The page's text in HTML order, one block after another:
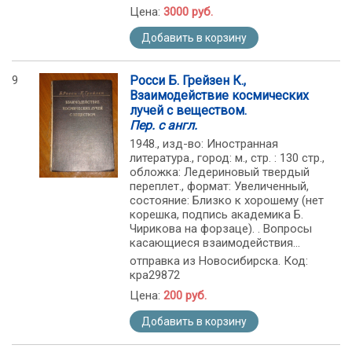
Цена: 3000 руб.
Добавить в корзину
9
Росси Б. Грейзен К.,
Взаимодействие космических
лучей с веществом.
Пер. с англ.
1948., изд-во: Иностранная
литература., город: м., стр. : 130 стр.,
обложка: Ледериновый твердый
переплет., формат: Увеличенный,
состояние: Близко к хорошему (нет
корешка, подпись академика Б.
Чирикова на форзаце). . Вопросы
касающиеся взаимодействия...
отправка из Новосибирска. Код:
кра29872
Цена: 200 руб.
Добавить в корзину